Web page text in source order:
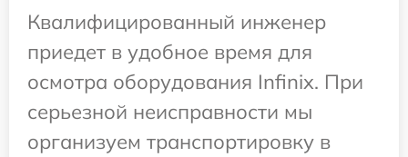
Квалифицированный инженер
приедет в удобное время для
осмотра оборудования Infinix. При
серьезной неисправности мы
организуем транспортировку в